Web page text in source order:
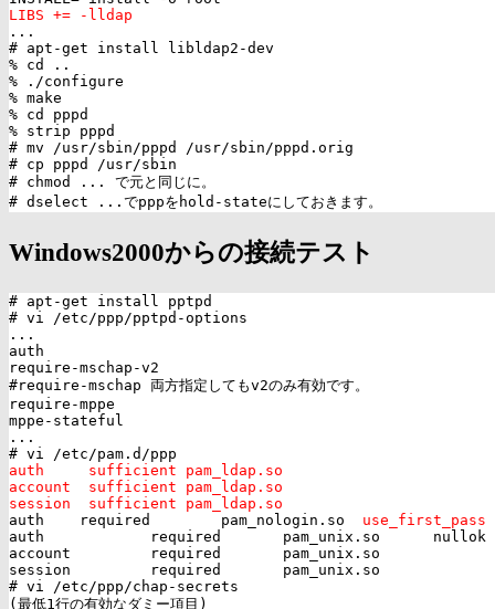
LIBS += -lldap
...
# apt-get install libldap2-dev
% cd ..
% ./configure
% make
% cd pppd
% strip pppd
# mv /usr/sbin/pppd /usr/sbin/pppd.orig
# cp pppd /usr/sbin
# chmod ... で元と同じに。
Windows2000からの接続テスト
# apt-get install pptpd
# vi /etc/ppp/pptpd-options
...
auth
require-mschap-v2
#require-mschap 両方指定してもv2のみ有効です。
require-mppe
mppe-stateful
...
auth     sufficient pam_ldap.so
account  sufficient pam_ldap.so
session  sufficient pam_ldap.so
auth    required        pam_nologin.so use_first_pass
auth            required       pam_unix.so      nullok
account         required       pam_unix.so
session         required       pam_unix.so
# vi /etc/ppp/chap-secrets
(最低1行の有効なダミー項目)